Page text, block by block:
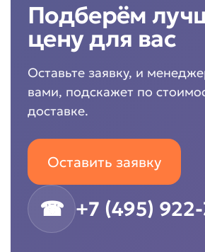
Подберём
цену для вас
Оставьте заявку, и
вами, подскажет по
доставке.
Оставить заявку
☎ +7 (495)